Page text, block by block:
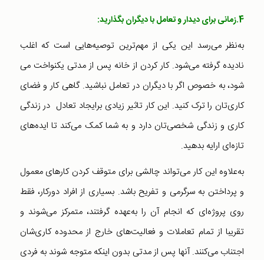
4.زمانی برای دیدار و تعامل با دیگران بگذارید:
به‌نظر می‌رسد این یکی از مهم‌ترین توصیه‌هایی است که اغلب
نادیده گرفته می‌شود. کار کردن از خانه پس از مدتی یکنواخت می
شود، به خصوص اگر با دیگران در تعامل نباشید. گاهی کار و فضای
کاری‌تان را ترک کنید. این کار تاثیر زیادی برایجاد تعادل در زندگی
کاری و زندگی شخصی‌تان دارد و به شما کمک می‌کند تا ایده‌های
تازه‌ای ارایه بدهید.
به‌علاوه این کار می‌تواند چالشی برای متوقف کردن کارهای معمول
و پرداختن به سرگرمی و تفریح باشد. بسیاری از افراد دورکار، فقط
روی پروژه‌ای که انجام آن را به‌عهده گرفتند، متمرکز می‌شوند و
تقریبا از تمام تعاملات و فعالیت‌های خارج از محدوده کاری‌شان
اجتناب می‌کنند. آنها پس از مدتی بدون اینکه متوجه شوند به فردی